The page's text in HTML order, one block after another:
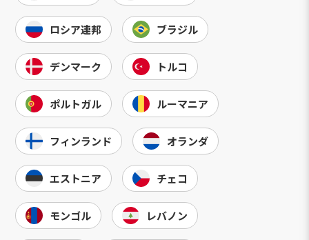
ロシア連邦 ブラジル
デンマーク トルコ
ポルトガル ルーマニア
フィンランド オランダ
エストニア チェコ
モンゴル レバノン